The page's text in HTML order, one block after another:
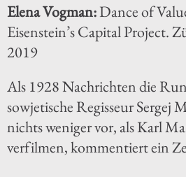
Elena Vogman:Dance of
Eisenstein’s Capital Project.
2019
Als 1928 Nachrichten die
sowjetische Regisseur Sergej
nichts weniger vor, als Karl
verfilmen, kommentiert ein